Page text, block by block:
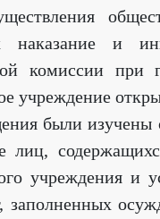
наказание и
комиссии при
учреждение
были изучены
лиц,
учреждения и
заполненных